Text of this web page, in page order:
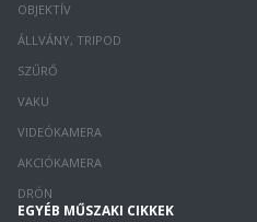
OBJEKTÍV
ÁLLVÁNY, TRIPOD
SZŰRŐ
VAKU
VIDEÓKAMERA
AKCIÓKAMERA
DRÓN
EGYÉB MŰSZAKI CIKKEK